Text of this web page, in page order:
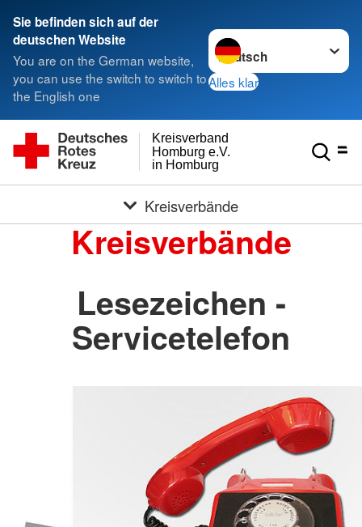
Sie befinden sich auf der
deutschen Website
You are on the German website,
you can use the switch to switch to
the English one
Sprache wechseln zu
Alles klar
in Homburg
Homburg e.V.
Kreisverband
Kreisverbände
Kreisverbände
Lesezeichen -
Servicetelefon